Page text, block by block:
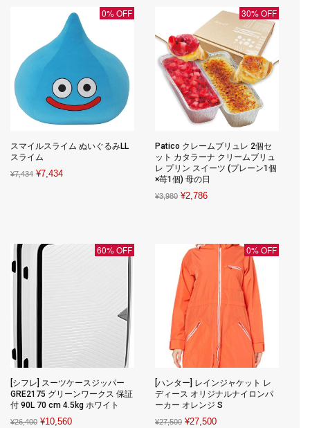
0% OFF
スマイルスライム ぬいぐるみLL
スライム
¥7,434 Original
¥7,434Current
30% OFF
Patico クレームブリュレ 2個セ
ット カタラーナ クリームブリュ
レ プリン スイーツ (プレーン1個
×苺1個) 母の日
¥3,980 Original
¥2,786Current
60% OFF
[シフレ] スーツケースジッパー
GRE2175 グリーンワークス 保証
付 90L 70 cm 4.5kg ホワイト
¥26,400 Original
¥10,560Current
0% OFF
[ハンター] レインジャケット レ
ディース オリジナルナイロンパ
ーカー オレンジ S
¥27,500 Original
¥27,500Current